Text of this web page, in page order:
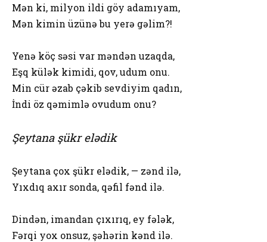
Mən ki, milyon ildi göy adamıyam,
Mən kimin üzünə bu yerə gəlim?!
Yenə köç səsi var məndən uzaqda,
Eşq külək kimidi, qov, udum onu.
Min cür əzab çəkib sevdiyim qadın,
İndi öz qəmimlə ovudum onu?
Şeytana şükr elədik
Şeytana çox şükr elədik, — zənd ilə,
Yıxdıq axır sonda, qəfil fənd ilə.
Dindən, imandan çıxırıq, ey fələk,
Fərqi yox onsuz, şəhərin kənd ilə.